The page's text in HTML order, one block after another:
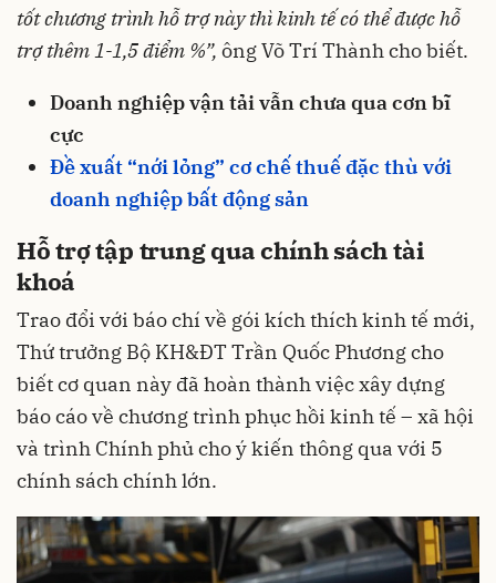
tốt chương trình hỗ trợ này thì kinh tế có thể được hỗ
trợ thêm 1-1,5 điểm %”, ông Võ Trí Thành cho biết.
Doanh nghiệp vận tải vẫn chưa qua cơn bĩ
cực
Đề xuất “nới lỏng” cơ chế thuế đặc thù với
doanh nghiệp bất động sản
Hỗ trợ tập trung qua chính sách tài
khoá
Trao đổi với báo chí về gói kích thích kinh tế mới,
Thứ trưởng Bộ KH&ĐT Trần Quốc Phương cho
biết cơ quan này đã hoàn thành việc xây dựng
báo cáo về chương trình phục hồi kinh tế – xã hội
và trình Chính phủ cho ý kiến thông qua với 5
chính sách chính lớn.